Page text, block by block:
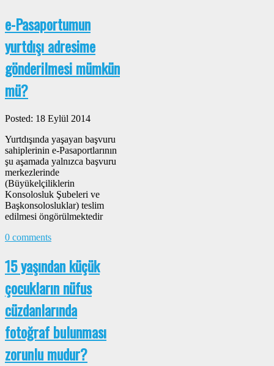
e-Pasaportumun
yurtdışı adresime
gönderilmesi mümkün
mü?
Posted: 18 Eylül 2014
Yurtdışında yaşayan başvuru
sahiplerinin e-Pasaportlarının
şu aşamada yalnızca başvuru
merkezlerinde
(Büyükelçiliklerin
Konsolosluk Şubeleri ve
Başkonsolosluklar) teslim
edilmesi öngörülmektedir
0 comments
15 yaşından küçük
çocukların nüfus
cüzdanlarında
fotoğraf bulunması
zorunlu mudur?